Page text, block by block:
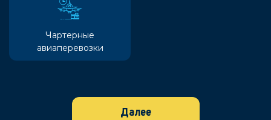
Чартерные
авиаперевозки
Далее